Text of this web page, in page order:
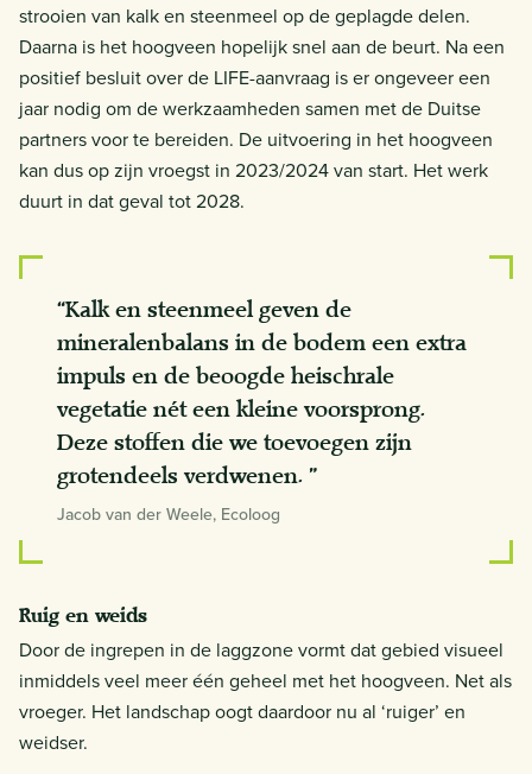
strooien van kalk en steenmeel op de geplagde delen.
Daarna is het hoogveen hopelijk snel aan de beurt. Na een
positief besluit over de LIFE-aanvraag is er ongeveer een
jaar nodig om de werkzaamheden samen met de Duitse
partners voor te bereiden. De uitvoering in het hoogveen
kan dus op zijn vroegst in 2023/2024 van start. Het werk
duurt in dat geval tot 2028.
“Kalk en steenmeel geven de
mineralenbalans in de bodem een extra
impuls en de beoogde heischrale
vegetatie nét een kleine voorsprong.
Deze stoffen die we toevoegen zijn
grotendeels verdwenen. ”
Jacob van der Weele, Ecoloog
Ruig en weids
Door de ingrepen in de laggzone vormt dat gebied visueel
inmiddels veel meer één geheel met het hoogveen. Net als
vroeger. Het landschap oogt daardoor nu al ‘ruiger’ en
weidser.